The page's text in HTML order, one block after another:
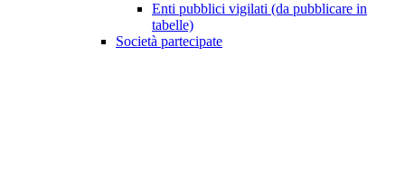
Enti pubblici vigilati (da pubblicare in
tabelle)
Società partecipate